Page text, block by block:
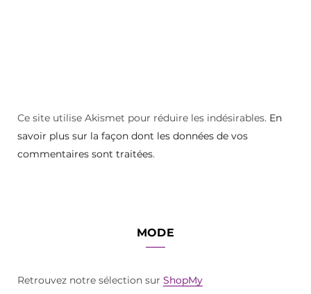
Ce site utilise Akismet pour réduire les indésirables. En
savoir plus sur la façon dont les données de vos
commentaires sont traitées.
MODE
Retrouvez notre sélection sur ShopMy